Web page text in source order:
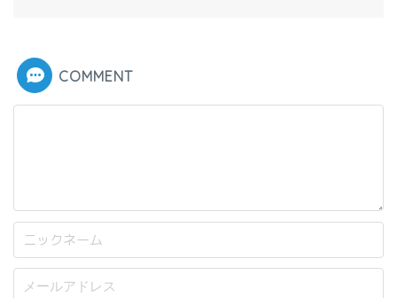
COMMENT